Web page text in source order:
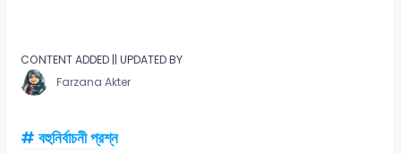
CONTENT ADDED || UPDATED BY
Farzana Akter
# বহুনির্বাচনী প্রশ্ন